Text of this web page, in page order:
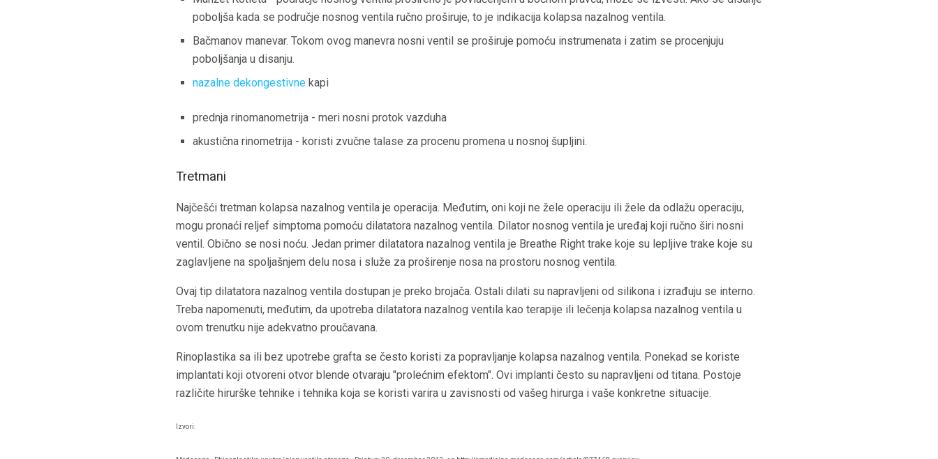
poboljša kada se područje nosnog ventila ručno proširuje, to je indikacija kolapsa nazalnog ventila.
Bačmanov manevar. Tokom ovog manevra nosni ventil se proširuje pomoću instrumenata i zatim se procenjuju
poboljšanja u disanju.
nazalne dekongestivne kapi
prednja rinomanometrija - meri nosni protok vazduha
akustična rinometrija - koristi zvučne talase za procenu promena u nosnoj šupljini.
Tretmani
Najčešći tretman kolapsa nazalnog ventila je operacija. Međutim, oni koji ne žele operaciju ili žele da odlažu operaciju,
mogu pronaći reljef simptoma pomoću dilatatora nazalnog ventila. Dilator nosnog ventila je uređaj koji ručno širi nosni
ventil. Obično se nosi noću. Jedan primer dilatatora nazalnog ventila je Breathe Right trake koje su lepljive trake koje su
zaglavljene na spoljašnjem delu nosa i služe za proširenje nosa na prostoru nosnog ventila.
Ovaj tip dilatatora nazalnog ventila dostupan je preko brojača. Ostali dilati su napravljeni od silikona i izrađuju se interno.
Treba napomenuti, međutim, da upotreba dilatatora nazalnog ventila kao terapije ili lečenja kolapsa nazalnog ventila u
ovom trenutku nije adekvatno proučavana.
Rinoplastika sa ili bez upotrebe grafta se često koristi za popravljanje kolapsa nazalnog ventila. Ponekad se koriste
implantati koji otvoreni otvor blende otvaraju "prolećnim efektom". Ovi implanti često su napravljeni od titana. Postoje
različite hirurške tehnike i tehnika koja se koristi varira u zavisnosti od vašeg hirurga i vaše konkretne situacije.
Izvori: